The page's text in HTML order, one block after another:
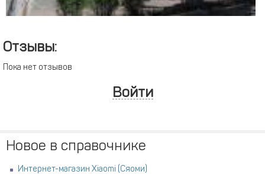
Отзывы:
Пока нет отзывов
Войти
Новое в справочнике
Интернет-магазин Xiaomi (Сяоми)